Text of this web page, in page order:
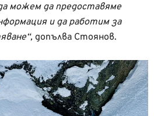
можем да предоставяме
и да работим за
допълва Стоянов.